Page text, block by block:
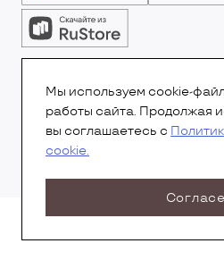
© Все права
Мы используем cookie-
работы сайта. Продолжая
вы соглашаетесь с
cookie.